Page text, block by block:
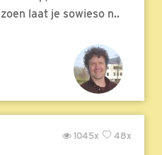
laat je sowieso n..
48x
1045x